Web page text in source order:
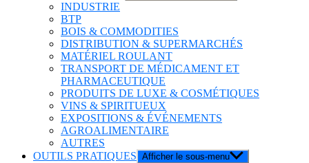
INDUSTRIE
BTP
BOIS & COMMODITIES
DISTRIBUTION & SUPERMARCHÉS
MATÉRIEL ROULANT
TRANSPORT DE MÉDICAMENT ET
PHARMACEUTIQUE
PRODUITS DE LUXE & COSMÉTIQUES
VINS & SPIRITUEUX
EXPOSITIONS & ÉVÉNEMENTS
AGROALIMENTAIRE
AUTRES
OUTILS PRATIQUES Afficher le sous-menu